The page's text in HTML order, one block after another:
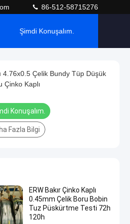
86-512-58715276
Şimdi Konuşalım.
4.76x0.5 Çelik Bundy Tüp Düşük
Çinko Kaplı
Konuşalım.
Fazla Bilgi
ERW Bakır Çinko Kaplı
0.45mm Çelik Boru Bobin
Tuz Püskürtme Testi 72h
120h